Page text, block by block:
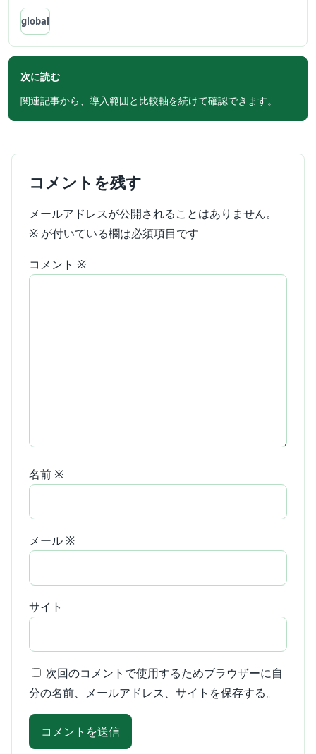
global
次に読む
関連記事から、導入範囲と比較軸を続けて確認できます。
コメントを残す
メールアドレスが公開されることはありません。
※ が付いている欄は必須項目です
コメント ※
名前 ※
メール ※
サイト
次回のコメントで使用するためブラウザーに自
分の名前、メールアドレス、サイトを保存する。